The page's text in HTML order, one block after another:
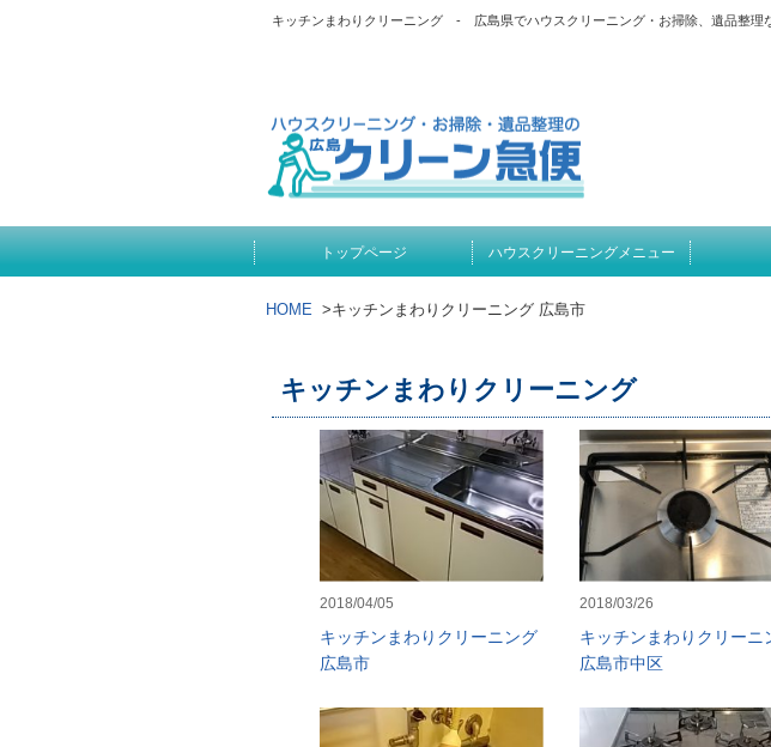
キッチンまわりクリーニング - 広島県でハウスクリーニング・お掃除、遺品整理
トップページ ハウスクリーニングメニュー
HOME >キッチンまわりクリーニング 広島市
キッチンまわりクリーニング
2018/04/05
キッチンまわりクリーニング
広島市
2018/03/26
キッチンまわりクリーニ
広島市中区